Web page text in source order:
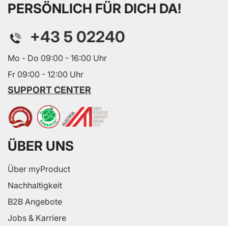
PERSÖNLICH FÜR DICH DA!
+43 5 02240
Mo - Do 09:00 - 16:00 Uhr
Fr 09:00 - 12:00 Uhr
SUPPORT CENTER
ÜBER UNS
Über myProduct
Nachhaltigkeit
B2B Angebote
Jobs & Karriere